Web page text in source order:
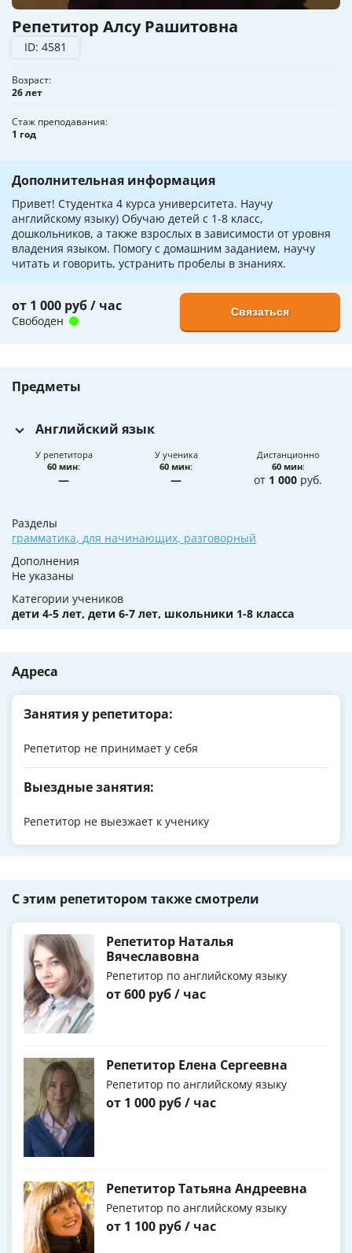
Репетитор Алсу Рашитовна
ID: 4581
Возраст
26 лет
Стаж преподавания
1 год
Дополнительная информация
Привет! Студентка 4 курса университета. Научу
английскому языку) Обучаю детей с 1-8 класс,
дошкольников, а также взрослых в зависимости от уровня
владения языком. Помогу с домашним заданием, научу
читать и говорить, устранить пробелы в знаниях.
от 1 000 руб / час
Свободен
Связаться
Предметы
Английский язык
У репетитора
60 мин:
—
У ученика
60 мин:
—
Дистанционно
60 мин:
от 1 000 руб.
Разделы
грамматика, для начинающих, разговорный
Дополнения
Не указаны
Категории учеников
дети 4-5 лет, дети 6-7 лет, школьники 1-8 класса
Адреса
Занятия у репетитора:
Репетитор не принимает у себя
Выездные занятия:
Репетитор не выезжает к ученику
С этим репетитором также смотрели
Репетитор Наталья
Вячеславовна
Репетитор по английскому языку
от 600 руб / час
Репетитор Елена Сергеевна
Репетитор по английскому языку
от 1 000 руб / час
Репетитор Татьяна Андреевна
Репетитор по английскому языку
от 1 100 руб / час